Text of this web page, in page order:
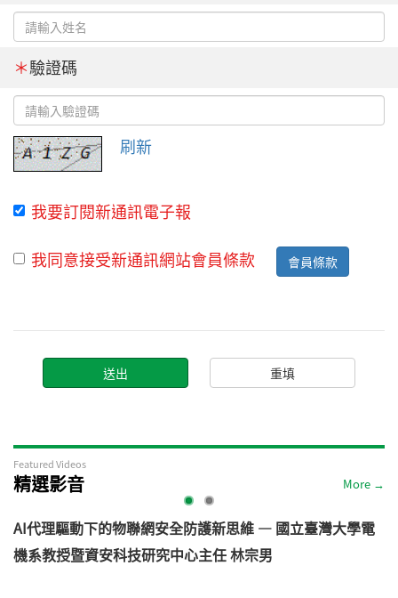
＊驗證碼
刷新
我要訂閱新通訊電子報
我同意接受新通訊網站會員條款
會員條款
Featured Videos
精選影音 More →
AI代理驅動下的物聯網安全防護新思維 — 國立臺灣大學電
機系教授暨資安科技研究中心主任 林宗男